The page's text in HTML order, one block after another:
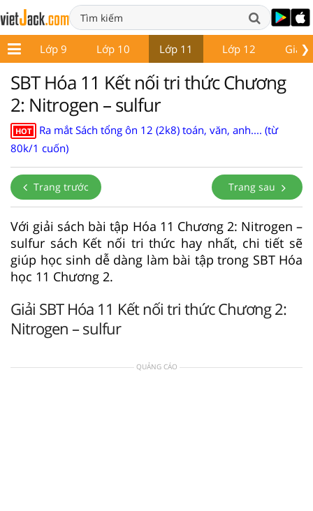
❯
8 Lớp 9 Lớp 10 Lớp 11 Lớp 12 Giáo
SBT Hóa 11 Kết nối tri thức Chương
2: Nitrogen – sulfur
HOT
Ra mắt Sách tổng ôn 12 (2k8) toán, văn, anh.... (từ
80k/1 cuốn)
Trang trước Trang sau
Với giải sách bài tập Hóa 11 Chương 2: Nitrogen –
sulfur sách Kết nối tri thức hay nhất, chi tiết sẽ
giúp học sinh dễ dàng làm bài tập trong SBT Hóa
học 11 Chương 2.
Giải SBT Hóa 11 Kết nối tri thức Chương 2:
Nitrogen – sulfur
QUẢNG CÁO